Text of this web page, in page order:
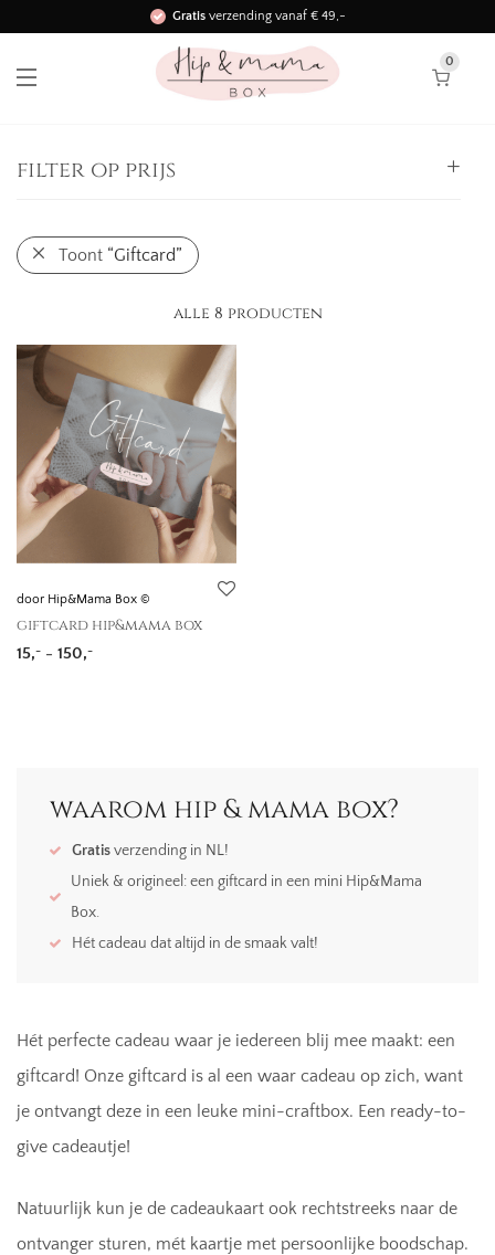
Gratisverzending vanaf € 49,-
Binnen 3 werkdagen in huis!
0
filter op prijs
Alle
0,--25,-
50,--75,-
75, -- 100,-
-125, -
125,--150,-
150, --175,-
Toont “Giftcard”
alle 8 producten
door Hip&Mama Box ©
giftcard hip&mama box
15,- - 150,-Prijsklasse: 15,- tot 150,-
waarom hip & mama box?
Gratisverzending in NL!
Uniek & origineel: een giftcard in een mini Hip&Mama
Box.
Hét cadeau dat altijd in de smaak valt!
Hét perfecte cadeau waar je iedereen blij mee maakt: een
giftcard! Onze giftcard is al een waar cadeau op zich, want
je ontvangt deze in een leuke mini-craftbox. Een ready-to-
give cadeautje!
Natuurlijk kun je de cadeaukaart ook rechtstreeks naar de
ontvanger sturen, mét kaartje met persoonlijke boodschap.